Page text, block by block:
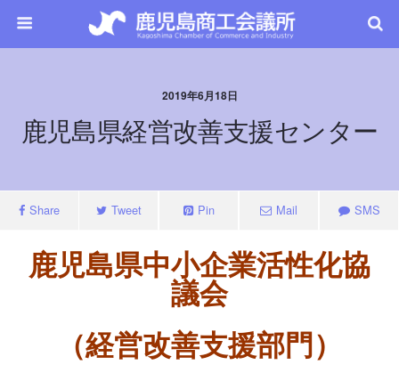
2019年6月18日
鹿児島県経営改善支援センター
Share Tweet Pin Mail SMS
鹿児島県中小企業活性化協
議会
（経営改善支援部門）